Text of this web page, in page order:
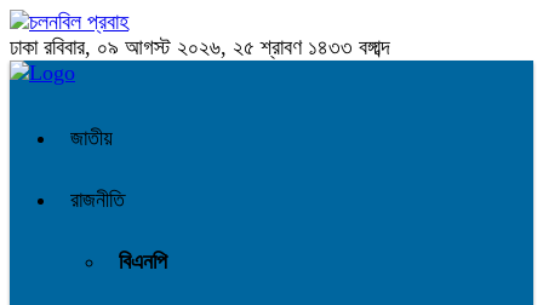
ঢাকা রবিবার, ০৯ আগস্ট ২০২৬, ২৫ শ্রাবণ ১৪৩৩ বঙ্গাব্দ
জাতীয়
রাজনীতি
বিএনপি